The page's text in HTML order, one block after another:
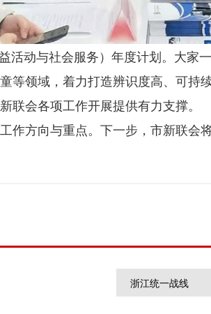
活动与社会服务）年度计划。大
等领域，着力打造辨识度高、可
联会各项工作开展提供有力支撑。
作方向与重点。下一步，市新联
浙江统一战线